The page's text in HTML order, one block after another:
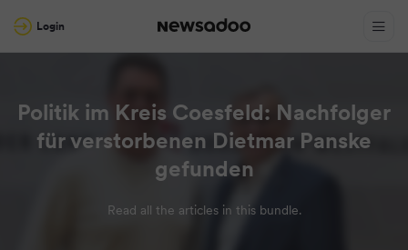
Login
Politik im Kreis Coesfeld: Nachfolger
für verstorbenen Dietmar Panske
gefunden
Read all the articles in this bundle.